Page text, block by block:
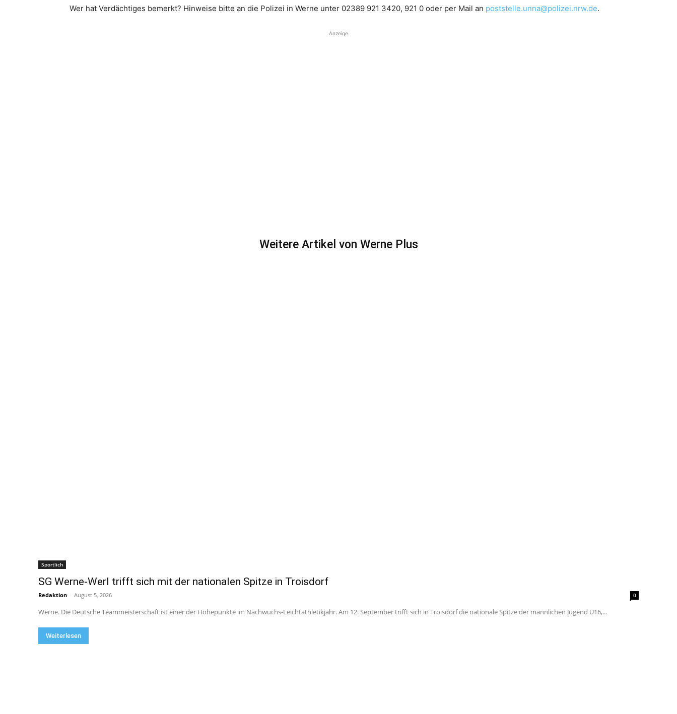
Wer hat Verdächtiges bemerkt? Hinweise bitte an die Polizei in Werne unter 02389 921 3420, 921 0 oder per Mail an poststelle.unna@polizei.nrw.de.
Anzeige
Weitere Artikel von Werne Plus
Sportlich
SG Werne-Werl trifft sich mit der nationalen Spitze in Troisdorf
Redaktion - August 5, 2026 0
Werne. Die Deutsche Teammeisterschaft ist einer der Höhepunkte im Nachwuchs-Leichtathletikjahr. Am 12. September trifft sich in Troisdorf die nationale Spitze der männlichen Jugend U16,...
Weiterlesen